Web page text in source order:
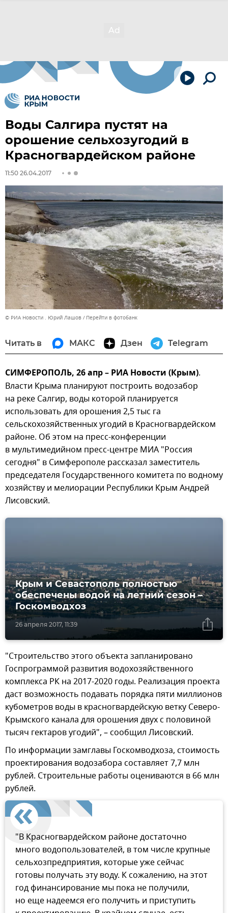
Воды Салгира пустят на
орошение сельхозугодий в
Красногвардейском районе
11:50 26.04.2017
© РИА Новости . Юрий Лашов Перейти в фотобанк
Читать в МАКС Дзен Telegram
СИМФЕРОПОЛЬ, 26 апр – РИА Новости (Крым).
Власти Крыма планируют построить водозабор
на реке Салгир, воды которой планируется
использовать для орошения 2,5 тыс га
сельскохозяйственных угодий в Красногвардейском
районе. Об этом на пресс-конференции
в мультимедийном пресс-центре МИА "Россия
сегодня" в Симферополе рассказал заместитель
председателя Государственного комитета по водному
хозяйству и мелиорации Республики Крым Андрей
Лисовский.
26 апреля 2017, 11:39
Крым и Севастополь полностью
обеспечены водой на летний сезон –
Госкомводхоз
"Строительство этого объекта запланировано
Госпрограммой развития водохозяйственного
комплекса РК на 2017-2020 годы. Реализация проекта
даст возможность подавать порядка пяти миллионов
кубометров воды в красногвардейскую ветку Северо-
Крымского канала для орошения двух с половиной
тысяч гектаров угодий", – сообщил Лисовский.
По информации замглавы Госкомводхоза, стоимость
проектирования водозабора составляет 7,7 млн
рублей. Строительные работы оцениваются в 66 млн
рублей.
"В Красногвардейском районе достаточно
много водопользователей, в том числе крупные
сельхозпредприятия, которые уже сейчас
готовы получать эту воду. К сожалению, на этот
год финансирование мы пока не получили,
но еще надеемся его получить и приступить